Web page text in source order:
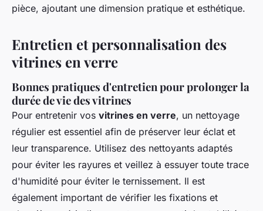
pièce, ajoutant une dimension pratique et esthétique.
Entretien et personnalisation des
vitrines en verre
Bonnes pratiques d'entretien pour prolonger la
durée de vie des vitrines
Pour entretenir vos vitrines en verre, un nettoyage
régulier est essentiel afin de préserver leur éclat et
leur transparence. Utilisez des nettoyants adaptés
pour éviter les rayures et veillez à essuyer toute trace
d'humidité pour éviter le ternissement. Il est
également important de vérifier les fixations et